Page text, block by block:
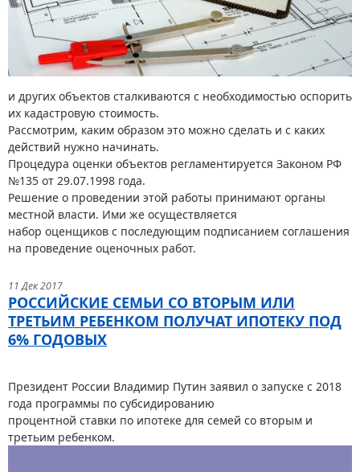
и других объектов сталкиваются с необходимостью оспорить
их кадастровую стоимость.
Рассмотрим, каким образом это можно сделать и с каких
действий нужно начинать.
Процедура оценки объектов регламентируется Законом РФ
№135 от 29.07.1998 года.
Решение о проведении этой работы принимают органы
местной власти. Ими же осуществляется
набор оценщиков с последующим подписанием соглашения
на проведение оценочных работ.
11 Дек 2017
РОССИЙСКИЕ СЕМЬИ СО ВТОРЫМ ИЛИ
ТРЕТЬИМ РЕБЕНКОМ ПОЛУЧАТ ИПОТЕКУ ПОД
6% ГОДОВЫХ
Президент России Владимир Путин заявил о запуске с 2018
года программы по субсидированию
процентной ставки по ипотеке для семей со вторым и
третьим ребенком.